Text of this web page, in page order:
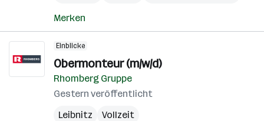
Merken
Einblicke
Obermonteur (m/w/d)
Rhomberg Gruppe
Gestern veröffentlicht
Leibnitz
Vollzeit